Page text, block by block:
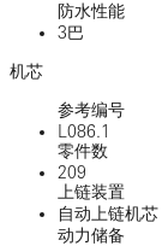
防水性能
3巴
机芯
参考编号
L086.1
零件数
209
上链装置
自动上链机芯
动力储备